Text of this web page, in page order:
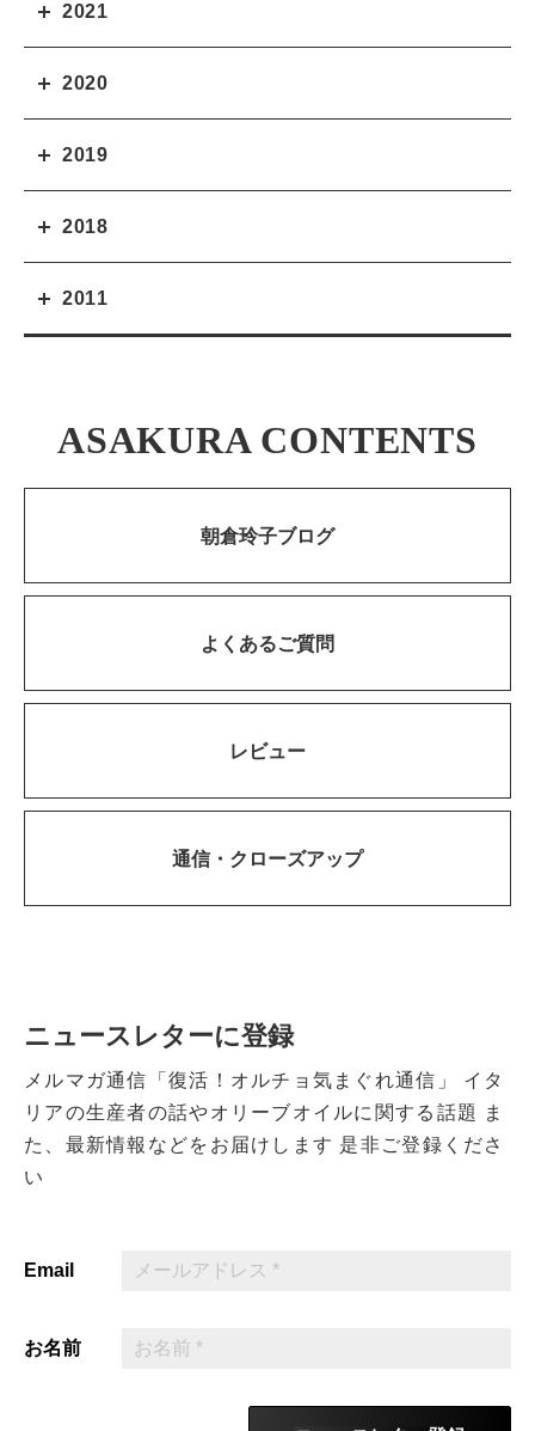
2021
2020
2019
2018
2011
ASAKURA CONTENTS
朝倉玲子ブログ
よくあるご質問
レビュー
通信・ クローズアップ
ニュースレターに登録
メルマガ通信「復活！オルチョ気まぐれ通信」
イタ
リアの生産者の話やオリーブオイルに関する話題
ま
た、最新情報などをお届けします 是非ご登録くださ
い
Email
お名前